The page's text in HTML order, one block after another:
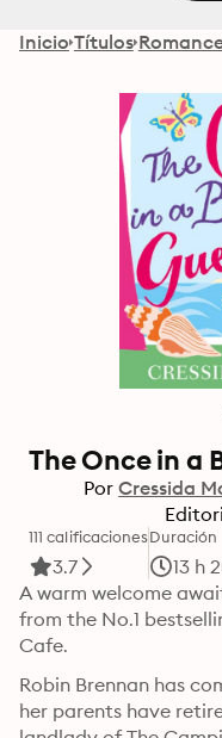
Inicio Títulos
The Once in a
Por Cressida
111 calificaciones
3.7
Duración
13 h
A warm welcome
from the No.1
Cafe.
Robin Brennan has
her parents have